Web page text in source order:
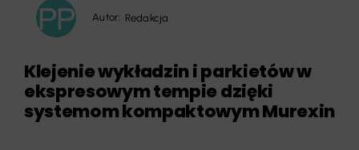
Autor: Redakcja
Klejenie wykładzin i parkietów w
ekspresowym tempie dzięki
systemom kompaktowym Murexin